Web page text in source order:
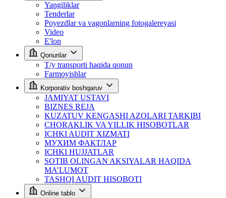
Yangiliklar
Tenderlar
Poyezdlar va vagonlarning fotogalereyasi
Video
E'lon
Qonunlar
T/y transporti haqida qonun
Farmoyishlar
Korporativ boshqaruv
JAMIYAT USTAVI
BIZNES REJA
KUZATUV KENGASHI AZOLARI TARKIBI
CHORAKLIK VA YILLIK HISOBOTLAR
ICHKI AUDIT XIZMATI
МУХИМ ФАКТЛАР
ICHKI HUJJATLAR
SOTIB OLINGAN AKSIYALAR HAQIDA
MA’LUMOT
TASHQI AUDIT HISOBOTI
Online tablo